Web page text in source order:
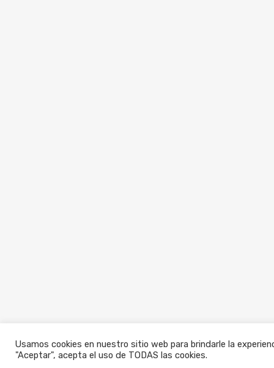
Usamos cookies en nuestro sitio web para brindarle la
"Aceptar", acepta el uso de TODAS las cookies.